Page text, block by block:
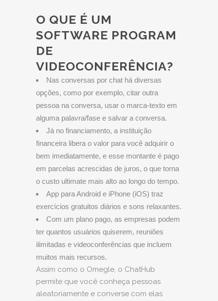
O QUE É UM
SOFTWARE PROGRAM
DE
VIDEOCONFERÊNCIA?
Nas conversas por chat há diversas
opções, como por exemplo, citar outra
pessoa na conversa, usar o marca-texto em
alguma palavra/fase e salvar a conversa.
Já no financiamento, a instituição
financeira libera o valor para você adquirir o
bem imediatamente, e esse montante é pago
em parcelas acrescidas de juros, o que torna
o custo ultimate mais alto ao longo do tempo.
App para Android e iPhone (iOS) traz
exercícios gratuitos diários e sons relaxantes.
Com um plano pago, as empresas podem
ter quantos usuários quiserem, reuniões
ilimitadas e videoconferências que incluem
muitos mais recursos.
Assim como o Omegle, o ChatHub
permite que você conheça pessoas
aleatoriamente e converse com elas